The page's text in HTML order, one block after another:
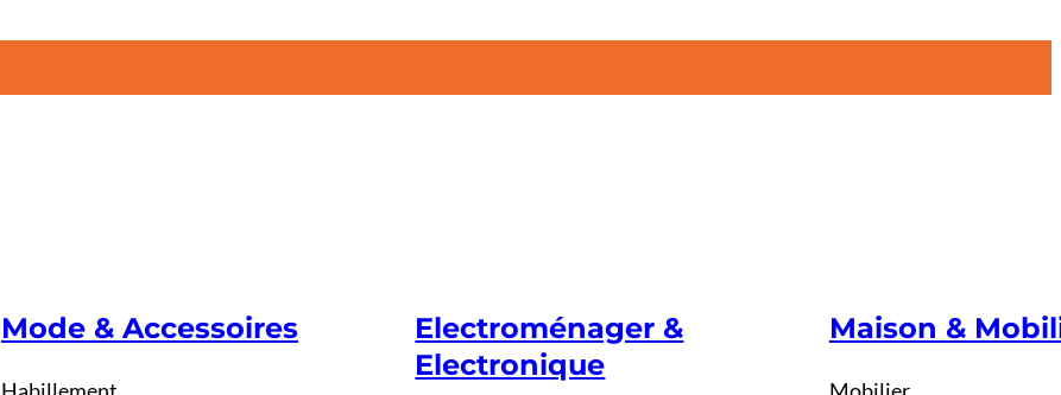
Mode & Accessoires
Electroménager &
Electronique
Maison &